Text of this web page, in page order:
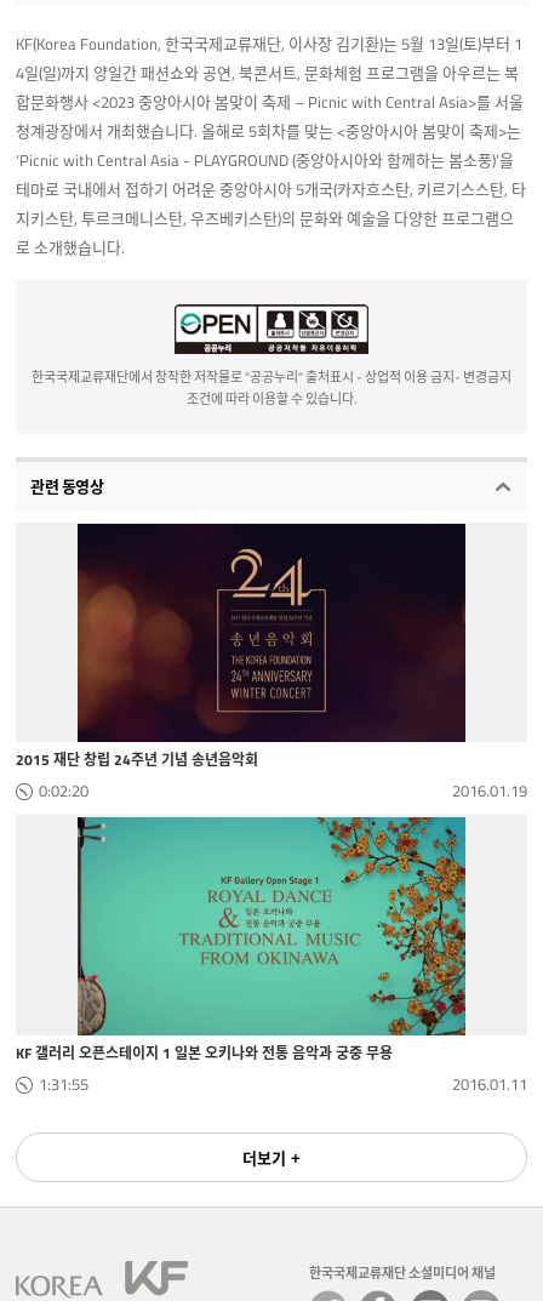
KF(Korea Foundation, 한국국제교류재단, 이사장 김기환)는 5월 13일(토)부터 1
4일(일)까지 양일간 패션쇼와 공연, 북콘서트, 문화체험 프로그램을 아우르는 복
합문화행사 <2023 중앙아시아 봄맞이 축제 – Picnic with Central Asia>를 서울
청계광장에서 개최했습니다. 올해로 5회차를 맞는 <중앙아시아 봄맞이 축제>는
‘Picnic with Central Asia - PLAYGROUND (중앙아시아와 함께하는 봄소풍)’을
테마로 국내에서 접하기 어려운 중앙아시아 5개국(카자흐스탄, 키르기스스탄, 타
지키스탄, 투르크메니스탄, 우즈베키스탄)의 문화와 예술을 다양한 프로그램으
로 소개했습니다.
한국국제교류재단에서 창작한 저작물로 "공공누리" 출처표시 - 상업적 이용 금지- 변경금지
조건에 따라 이용할 수 있습니다.
관련 동영상
2015 재단 창립 24주년 기념 송년음악회
0:02:20 2016.01.19
KF 갤러리 오픈스테이지 1 일본 오키나와 전통 음악과 궁중 무용
1:31:55 2016.01.11
더보기 +
한국국제교류재단 소셜미디어 채널